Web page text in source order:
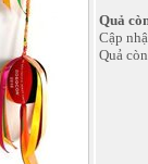
Quả
Cập
Quả